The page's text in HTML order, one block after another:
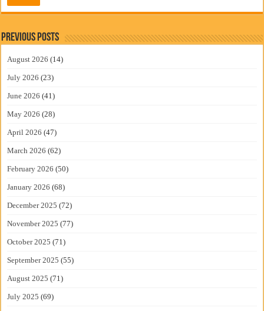
Previous Posts
August 2026 (14)
July 2026 (23)
June 2026 (41)
May 2026 (28)
April 2026 (47)
March 2026 (62)
February 2026 (50)
January 2026 (68)
December 2025 (72)
November 2025 (77)
October 2025 (71)
September 2025 (55)
August 2025 (71)
July 2025 (69)